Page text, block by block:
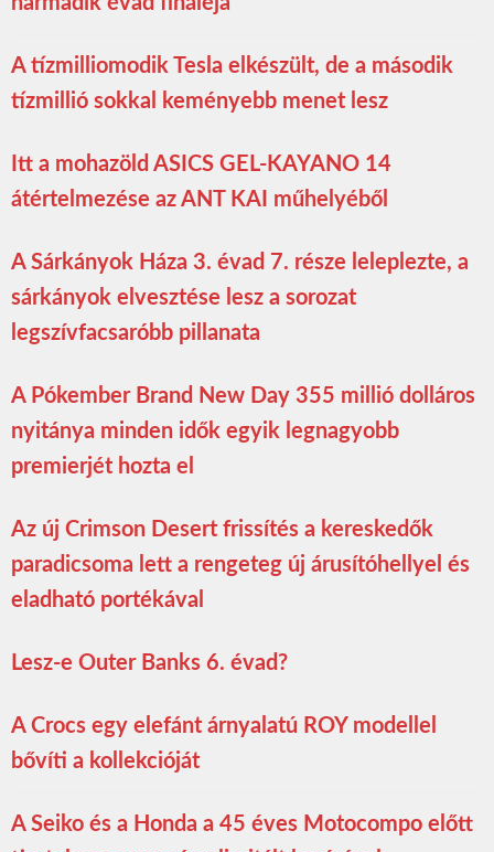
A tízmilliomodik Tesla elkészült, de a második
tízmillió sokkal keményebb menet lesz
Itt a mohazöld ASICS GEL-KAYANO 14
átértelmezése az ANT KAI műhelyéből
A Sárkányok Háza 3. évad 7. része leleplezte, a
sárkányok elvesztése lesz a sorozat
legszívfacsaróbb pillanata
A Pókember Brand New Day 355 millió dolláros
nyitánya minden idők egyik legnagyobb
premierjét hozta el
Az új Crimson Desert frissítés a kereskedők
paradicsoma lett a rengeteg új árusítóhellyel és
eladható portékával
Lesz-e Outer Banks 6. évad?
A Crocs egy elefánt árnyalatú ROY modellel
bővíti a kollekcióját
A Seiko és a Honda a 45 éves Motocompo előtt